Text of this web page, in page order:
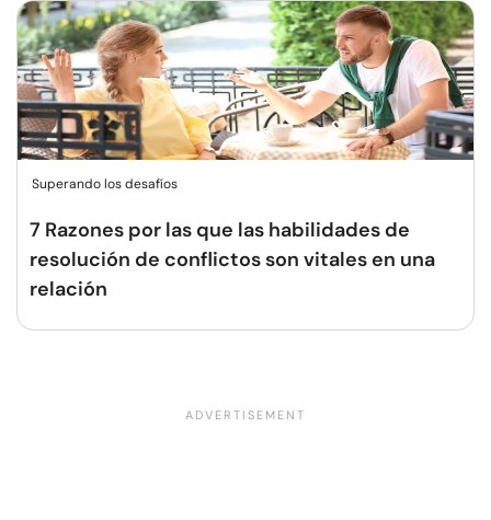
Superando los desafíos
7 Razones por las que las habilidades de
resolución de conflictos son vitales en una
relación